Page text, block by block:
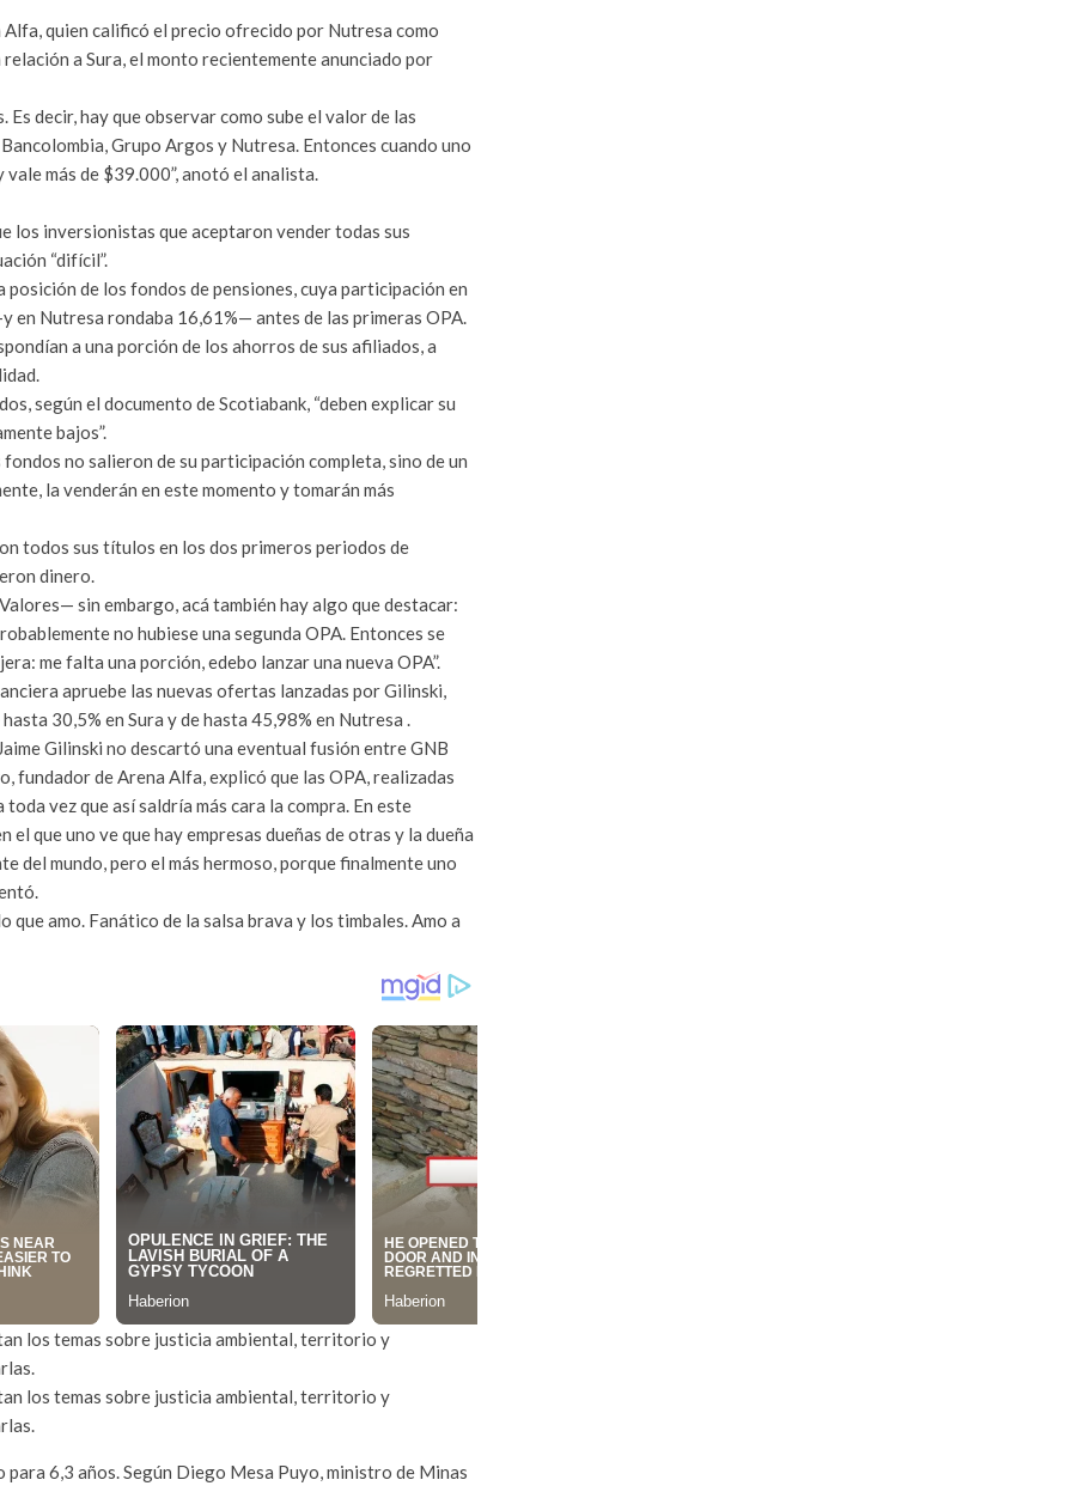
quien calificó el precio ofrecido por Nutresa como
a Sura, el monto recientemente anunciado por
Es decir, hay que observar como sube el valor de las
Grupo Argos y Nutresa. Entonces cuando uno
más de $39.000”, anotó el analista.
los inversionistas que aceptaron vender todas sus
“difícil”.
de los fondos de pensiones, cuya participación en
en Nutresa rondaba 16,61%— antes de las primeras OPA.
a una porción de los ahorros de sus afiliados, a
según el documento de Scotiabank, “deben explicar su
bajos”.
no salieron de su participación completa, sino de un
la venderán en este momento y tomarán más
todos sus títulos en los dos primeros periodos de
dinero.
sin embargo, acá también hay algo que destacar:
no hubiese una segunda OPA. Entonces se
me falta una porción, edebo lanzar una nueva OPA”.
apruebe las nuevas ofertas lanzadas por Gilinski,
30,5% en Sura y de hasta 45,98% en Nutresa .
Gilinski no descartó una eventual fusión entre GNB
fundador de Arena Alfa, explicó que las OPA, realizadas
vez que así saldría más cara la compra. En este
el que uno ve que hay empresas dueñas de otras y la dueña
del mundo, pero el más hermoso, porque finalmente uno
amo. Fanático de la salsa brava y los timbales. Amo a
los temas sobre justicia ambiental, territorio y
los temas sobre justicia ambiental, territorio y
6,3 años. Según Diego Mesa Puyo, ministro de Minas